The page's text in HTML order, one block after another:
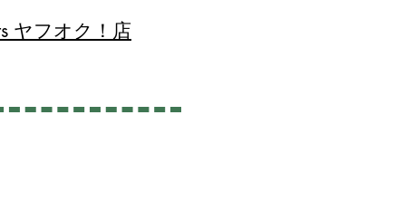
ヤフオク！店